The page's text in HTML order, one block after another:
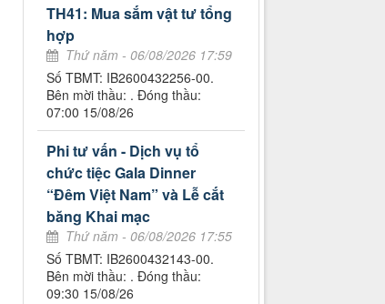
TH41: Mua sắm vật tư tổng
hợp
Thứ năm - 06/08/2026 17:59
Số TBMT: IB2600432256-00.
Bên mời thầu: . Đóng thầu:
07:00 15/08/26
Phi tư vấn - Dịch vụ tổ
chức tiệc Gala Dinner
“Đêm Việt Nam” và Lễ cắt
băng Khai mạc
Thứ năm - 06/08/2026 17:55
Số TBMT: IB2600432143-00.
Bên mời thầu: . Đóng thầu:
09:30 15/08/26